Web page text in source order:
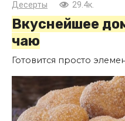
Десерты 29.4к.
Вкуснейшее
чаю
Готовится просто